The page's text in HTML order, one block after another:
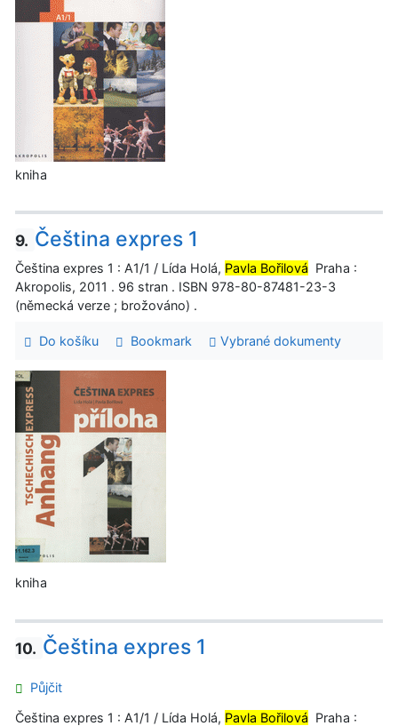
kniha
9. Čeština expres 1
Čeština expres 1 : A1/1 / Lída Holá, Pavla Bořilová Praha :
Akropolis, 2011 . 96 stran . ISBN 978-80-87481-23-3
(německá verze ; brožováno) .
Do košíku Bookmark Vybrané dokumenty
kniha
10. Čeština expres 1
Půjčit
Čeština expres 1 : A1/1 / Lída Holá, Pavla Bořilová Praha :